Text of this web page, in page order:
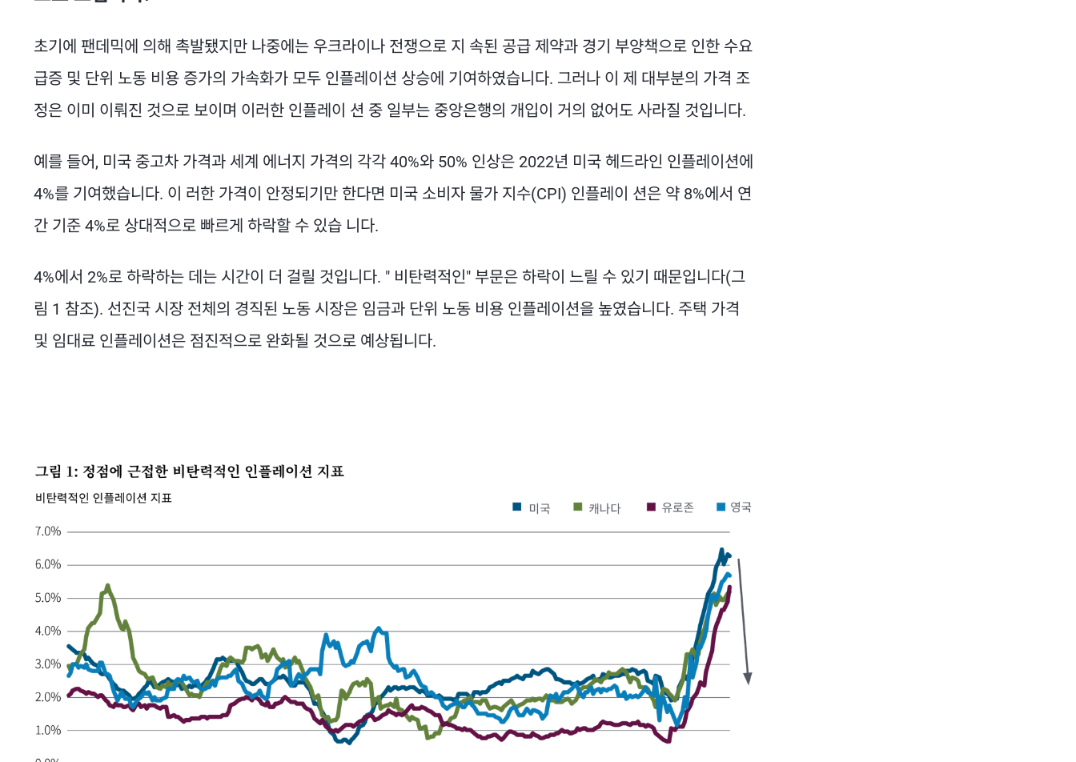
초기에 팬데믹에 의해 촉발됐지만 나중에는 우크라이나 전쟁으로 지 속된 공급 제약과 경기 부양책으로 인한 수요
급증 및 단위 노동 비용 증가의 가속화가 모두 인플레이션 상승에 기여하였습니다. 그러나 이 제 대부분의 가격 조
정은 이미 이뤄진 것으로 보이며 이러한 인플레이 션 중 일부는 중앙은행의 개입이 거의 없어도 사라질 것입니다.
예를 들어, 미국 중고차 가격과 세계 에너지 가격의 각각 40%와 50% 인상은 2022년 미국 헤드라인 인플레이션에
4%를 기여했습니다. 이 러한 가격이 안정되기만 한다면 미국 소비자 물가 지수(CPI) 인플레이 션은 약 8%에서 연
간 기준 4%로 상대적으로 빠르게 하락할 수 있습 니다.
4%에서 2%로 하락하는 데는 시간이 더 걸릴 것입니다. " 비탄력적인" 부문은 하락이 느릴 수 있기 때문입니다(그
림 1 참조). 선진국 시장 전체의 경직된 노동 시장은 임금과 단위 노동 비용 인플레이션을 높였습니다. 주택 가격
및 임대료 인플레이션은 점진적으로 완화될 것으로 예상됩니다.